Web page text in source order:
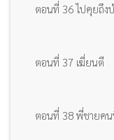
ตอนที่ 36 ไปคุยถึง
ตอนที่ 37 เฆี่ยนตี
ตอนที่ 38 พี่ชายคน